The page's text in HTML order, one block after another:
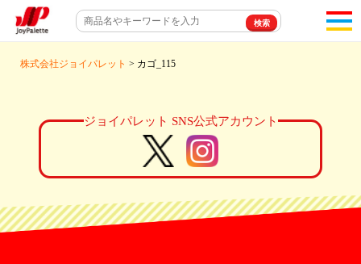
株式会社ジョイパレット > カゴ_115
ジョイパレット SNS公式アカウント